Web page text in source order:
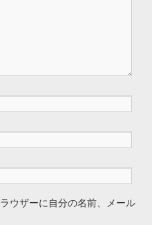
ウザーに自分の名前、メール